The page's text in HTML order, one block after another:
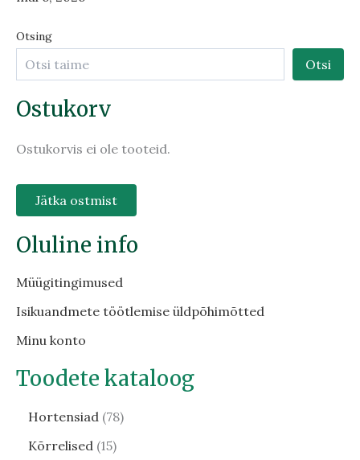
Otsing
Otsi
Ostukorv
Ostukorvis ei ole tooteid.
Jätka ostmist
Oluline info
Müügitingimused
Isikuandmete töötlemise üldpõhimõtted
Minu konto
Toodete kataloog
Hortensiad 78
Kõrrelised 15